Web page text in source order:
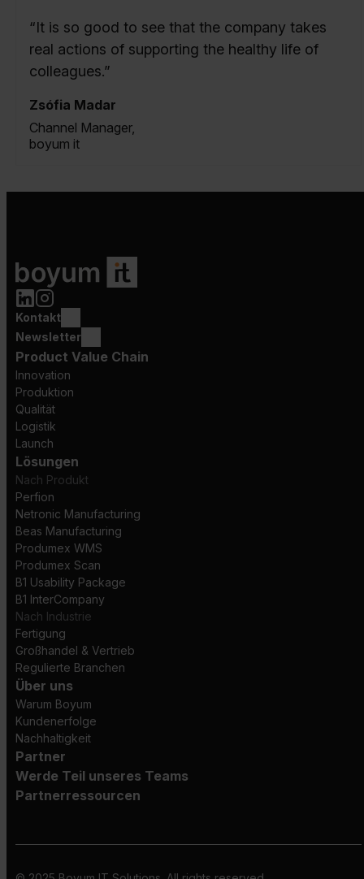
“It is so good to see that the company takes
real actions of supporting the healthy life of
colleagues.”
Zsófia Madar
Channel Manager,
boyum it
Kontakt
Newsletter
Product Value Chain
Innovation
Produktion
Qualität
Logistik
Launch
Lösungen
Nach Produkt
Perfion
Netronic Manufacturing
Beas Manufacturing
Produmex WMS
Produmex Scan
B1 Usability Package
B1 InterCompany
Nach Industrie
Fertigung
Großhandel & Vertrieb
Regulierte Branchen
Über uns
Warum Boyum
Kundenerfolge
Nachhaltigkeit
Partner
Werde Teil unseres Teams
Partnerressourcen